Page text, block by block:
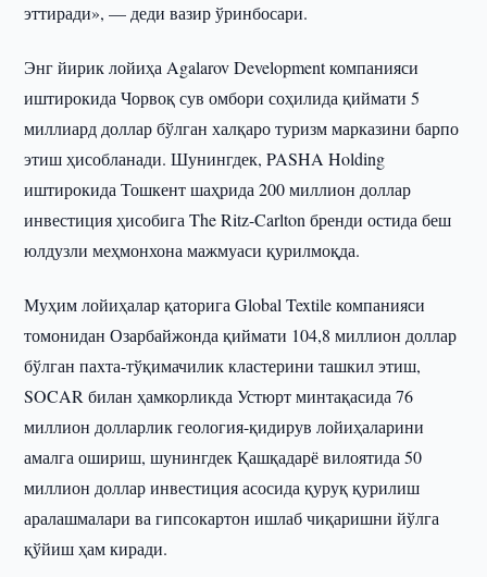
эттиради», — деди вазир ўринбосари.
Энг йирик лойиҳа Agalarov Development компанияси
иштирокида Чорвоқ сув омбори соҳилида қиймати 5
миллиард доллар бўлган халқаро туризм марказини барпо
этиш ҳисобланади. Шунингдек, PASHA Holding
иштирокида Тошкент шаҳрида 200 миллион доллар
инвестиция ҳисобига The Ritz-Carlton бренди остида беш
юлдузли меҳмонхона мажмуаси қурилмоқда.
Муҳим лойиҳалар қаторига Global Textile компанияси
томонидан Озарбайжонда қиймати 104,8 миллион доллар
бўлган пахта-тўқимачилик кластерини ташкил этиш,
SOCAR билан ҳамкорликда Устюрт минтақасида 76
миллион долларлик геология-қидирув лойиҳаларини
амалга ошириш, шунингдек Қашқадарё вилоятида 50
миллион доллар инвестиция асосида қуруқ қурилиш
аралашмалари ва гипсокартон ишлаб чиқаришни йўлга
қўйиш ҳам киради.